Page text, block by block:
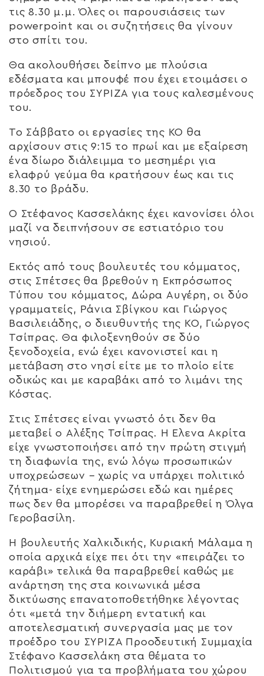
τις 8.30 μ.μ. Όλες οι παρουσιάσεις των
powerpoint και οι συζητήσεις θα γίνουν
στο σπίτι του.
Θα ακολουθήσει δείπνο με πλούσια
εδέσματα και μπουφέ που έχει ετοιμάσει ο
πρόεδρος του ΣΥΡΙΖΑ για τους καλεσμένους
του.
Το Σάββατο οι εργασίες της ΚΟ θα
αρχίσουν στις 9:15 το πρωί και με εξαίρεση
ένα δίωρο διάλειμμα το μεσημέρι για
ελαφρύ γεύμα θα κρατήσουν έως και τις
8.30 το βράδυ.
Ο Στέφανος Κασσελάκης έχει κανονίσει όλοι
μαζί να δειπνήσουν σε εστιατόριο του
νησιού.
Εκτός από τους βουλευτές του κόμματος,
στις Σπέτσες θα βρεθούν η Εκπρόσωπος
Τύπου του κόμματος, Δώρα Αυγέρη, οι δύο
γραμματείς, Ράνια Σβίγκου και Γιώργος
Βασιλειάδης, ο διευθυντής της ΚΟ, Γιώργος
Τσίπρας. Θα φιλοξενηθούν σε δύο
ξενοδοχεία, ενώ έχει κανονιστεί και η
μετάβαση στο νησί είτε με το πλοίο είτε
οδικώς και με καραβάκι από το λιμάνι της
Κόστας.
Στις Σπέτσες είναι γνωστό ότι δεν θα
μεταβεί ο Αλέξης Τσίπρας. Η Έλενα Ακρίτα
είχε γνωστοποιήσει από την πρώτη στιγμή
τη διαφωνία της, ενώ λόγω προσωπικών
υποχρεώσεων – χωρίς να υπάρχει πολιτικό
ζήτημα- είχε ενημερώσει εδώ και ημέρες
πως δεν θα μπορέσει να παραβρεθεί η Όλγα
Γεροβασίλη.
Η βουλευτής Χαλκιδικής, Κυριακή Μάλαμα η
οποία αρχικά είχε πει ότι την «πειράζει το
καράβι» τελικά θα παραβρεθεί καθώς με
ανάρτηση της στα κοινωνικά μέσα
δικτύωσης επανατοποθετήθηκε λέγοντας
ότι «μετά την διήμερη εντατική και
αποτελεσματική συνεργασία μας με τον
προέδρο του ΣΥΡΙΖΑ Προοδευτική Συμμαχία
Στέφανο Κασσελάκη στα θέματα το
Πολιτισμού για τα προβλήματα του χώρου